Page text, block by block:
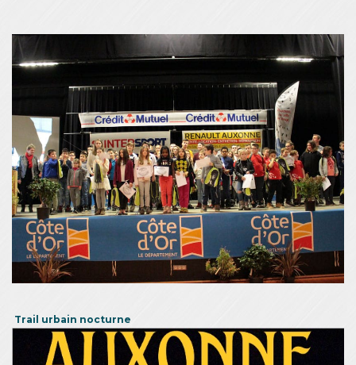
Trail urbain nocturne